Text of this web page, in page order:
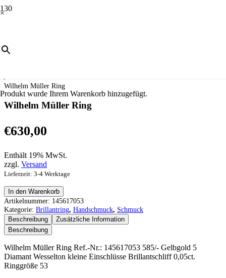
×
Produkt wurde Ihrem Warenkorb hinzugefügt.
Handschmuck
/
Wilhelm Müller Ring
Wilhelm Müller Ring
€630,00
Enthält 19% MwSt.
zzgl. Versand
Lieferzeit: 3-4 Werktage
Wilhelm
Müller
Ring
Menge
In den Warenkorb
Artikelnummer: 145617053
Kategorie: Brillantring, Handschmuck, Schmuck
Beschreibung
Zusätzliche Information
Beschreibung
Wilhelm Müller Ring Ref.-Nr.: 145617053 585/- Gelbgold 5
Diamant Wesselton kleine Einschlüsse Brillantschliff 0,05ct.
Ringgröße 53